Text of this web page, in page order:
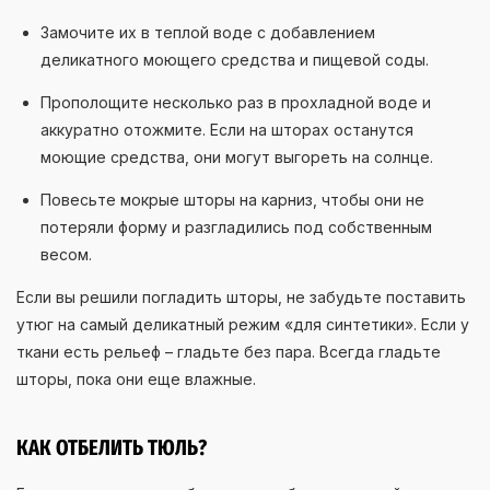
Замочите их в теплой воде с добавлением
деликатного моющего средства и пищевой соды.
Прополощите несколько раз в прохладной воде и
аккуратно отожмите. Если на шторах останутся
моющие средства, они могут выгореть на солнце.
Повесьте мокрые шторы на карниз, чтобы они не
потеряли форму и разгладились под собственным
весом.
Если вы решили погладить шторы, не забудьте поставить
утюг на самый деликатный режим «для синтетики». Если у
ткани есть рельеф – гладьте без пара. Всегда гладьте
шторы, пока они еще влажные.
КАК ОТБЕЛИТЬ ТЮЛЬ?